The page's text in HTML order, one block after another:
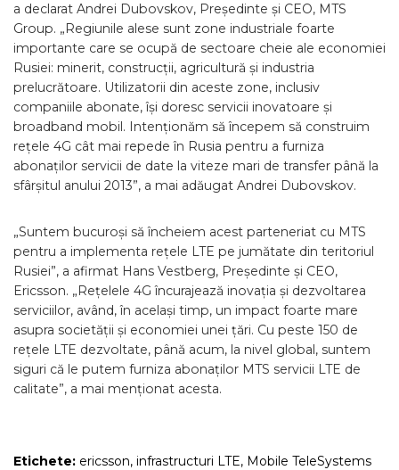
a declarat Andrei Dubovskov, Președinte și CEO, MTS
Group. „Regiunile alese sunt zone industriale foarte
importante care se ocupă de sectoare cheie ale economiei
Rusiei: minerit, construcții, agricultură și industria
prelucrătoare. Utilizatorii din aceste zone, inclusiv
companiile abonate, își doresc servicii inovatoare și
broadband mobil. Intenționăm să începem să construim
rețele 4G cât mai repede în Rusia pentru a furniza
abonaților servicii de date la viteze mari de transfer până la
sfârșitul anului 2013”, a mai adăugat Andrei Dubovskov.
„Suntem bucuroși să încheiem acest parteneriat cu MTS
pentru a implementa rețele LTE pe jumătate din teritoriul
Rusiei”, a afirmat Hans Vestberg, Președinte și CEO,
Ericsson. „Rețelele 4G încurajează inovația și dezvoltarea
serviciilor, având, în același timp, un impact foarte mare
asupra societății și economiei unei țări. Cu peste 150 de
rețele LTE dezvoltate, până acum, la nivel global, suntem
siguri că le putem furniza abonaților MTS servicii LTE de
calitate”, a mai menționat acesta.
Etichete: ericsson, infrastructuri LTE, Mobile TeleSystems